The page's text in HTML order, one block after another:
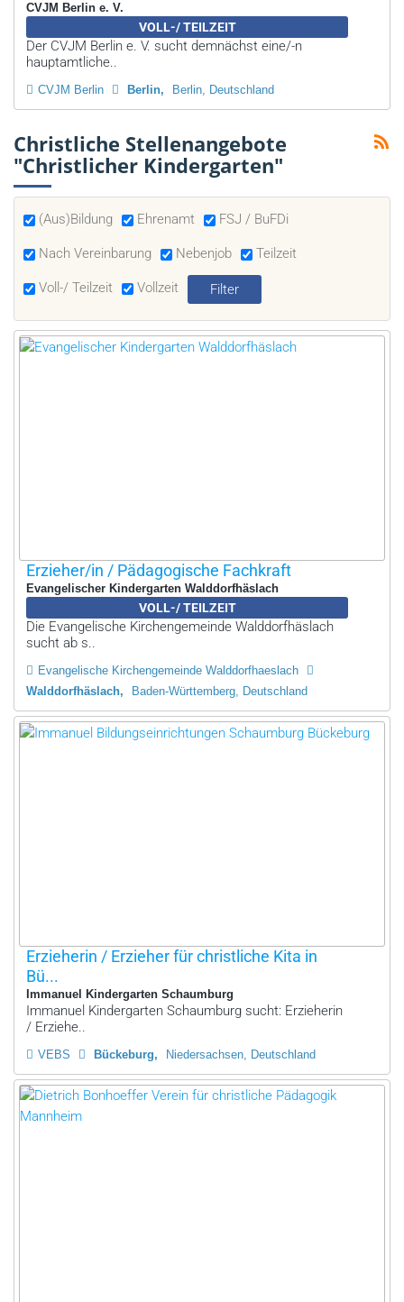
CVJM Berlin e. V.
VOLL-/ TEILZEIT
Der CVJM Berlin e. V. sucht demnächst eine/-n
hauptamtliche..
CVJM Berlin Berlin Berlin, Deutschland
Christliche Stellenangebote
"Christlicher Kindergarten"
(Aus)Bildung Ehrenamt FSJ / BuFDi
Nach Vereinbarung Nebenjob Teilzeit
Voll-/ Teilzeit Vollzeit
Erzieher/in / Pädagogische Fachkraft
Evangelischer Kindergarten Walddorfhäslach
VOLL-/ TEILZEIT
Die Evangelische Kirchengemeinde Walddorfhäslach
sucht ab s..
Evangelische Kirchengemeinde Walddorfhaeslach
Walddorfhäslach
Baden-Württemberg, Deutschland
Erzieherin / Erzieher für christliche Kita in
Bü...
Immanuel Kindergarten Schaumburg
Immanuel Kindergarten Schaumburg sucht: Erzieherin
/ Erziehe..
VEBS Bückeburg Niedersachsen, Deutschland